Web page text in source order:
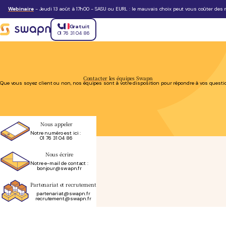
Webinaire- Jeudi 13 août à 17h00 - SASU ou EURL : le mauvais choix peut vous coûter
Gratuit
01 76 31 04 86
Contacter les équipes Swapn
Que vous soyez client ou non, nos équipes sont à votre disposition pour répondre à vos
Nous appeler
Notre numéro est ici :
01 76 31 04 86
Nous écrire
Notre e-mail de contact :
bonjour@swapn.fr
Partenariat et recrutement
partenariat@swapn.fr
recrutement@swapn.fr